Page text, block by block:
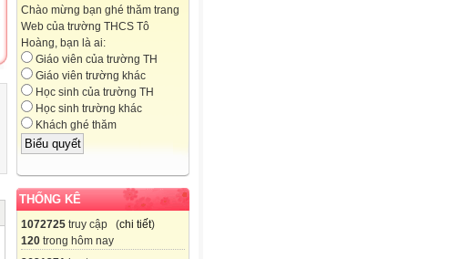
Chào mừng bạn ghé thăm trang
Web của trường THCS Tô
Hoàng, bạn là ai:
Giáo viên của trường TH
Giáo viên trường khác
Học sinh của trường TH
Học sinh trường khác
Khách ghé thăm
THỐNG KÊ
1072725 truy cập (chi tiết)
120 trong hôm nay